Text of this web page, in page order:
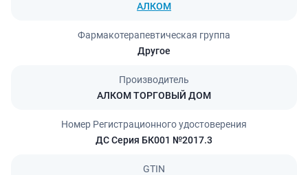
АЛКОМ
Фармакотерапевтическая группа
Другое
Производитель
АЛКОМ ТОРГОВЫЙ ДОМ
Номер Регистрационного удостоверения
ДС Серия БК001 №2017.3
GTIN